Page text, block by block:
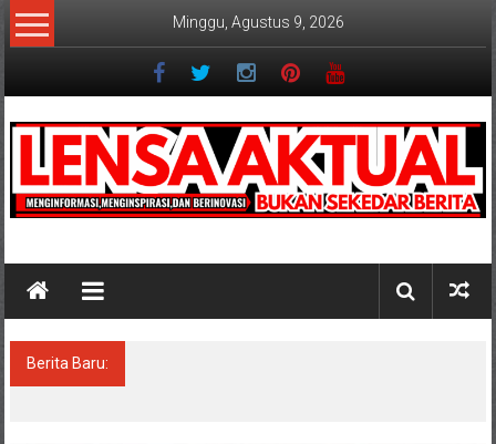
Lompat
ke
Minggu, Agustus 9, 2026
Berita Baru: